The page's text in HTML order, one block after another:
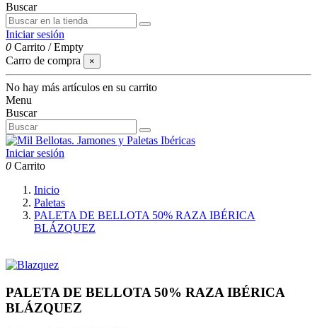
Buscar
Iniciar sesión
0 Carrito /Empty
Carro de compra
×
No hay más artículos en su carrito
Menu
Buscar
Iniciar sesión
0 Carrito
Inicio
Paletas
PALETA DE BELLOTA 50% RAZA IBÉRICA
BLÁZQUEZ
PALETA DE BELLOTA 50% RAZA IBÉRICA
BLÁZQUEZ